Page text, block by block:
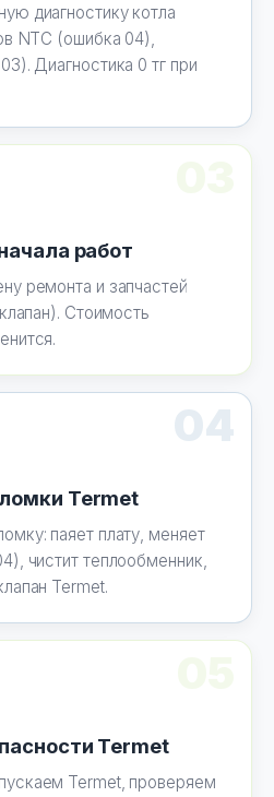
диагностику котла
NTC (ошибка 04),
Диагностика 0 тг при
работ
ремонта и запчастей
Стоимость
04
Termet
паяет плату, меняет
чистит теплообменник,
Termet.
Termet
Termet, проверяем